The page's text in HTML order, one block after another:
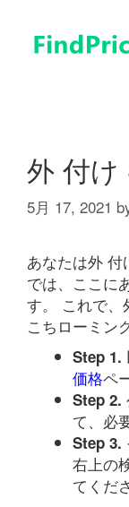
外 付け
5月 17, 2021
あなたは外
では、ここに
す。 これで、
こちローミン
Step 1.
価格ペ
Step 2.
て、必
Step 3.
右上の
てくだ